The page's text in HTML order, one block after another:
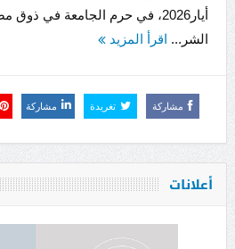
أيار2026، في حرم الجامعة في
الشر... اقرأ المزيد
مشاركة تغريدة مشاركة
أعلانات